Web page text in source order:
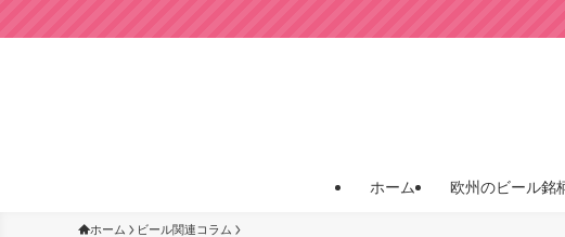
ホーム 欧州のビール銘
ホーム ビール関連コラム